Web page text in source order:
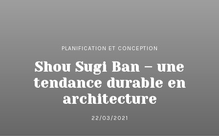
PLANIFICATION ET CONCEPTION
Shou Sugi Ban – une
tendance durable en
architecture
22/03/2021